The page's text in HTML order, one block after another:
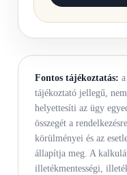
Fontos tájékoztatás:
tájékoztató jellegű,
helyettesíti az ügy
összegét a
körülményei és az
állapítja meg. A
illetékmentességi,